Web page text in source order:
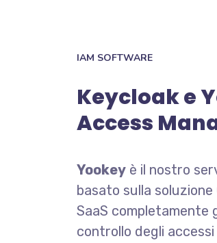
IAM SOFTWARE
Keycloak e
Access
Yookey è il nostro
basato sulla soluzione
SaaS completamente
controllo degli